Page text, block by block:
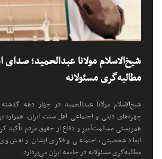
شیخ‌الاسلام مولانا عبدالحمید؛
مطالبه‌گری مسئولانه
شیخ‌الاسلام مولانا عبدالحمید در چهار دهه گذشته
چهره‌های دینی و اجتماعی اهل سنت ایران،
همزیستی مسالمت‌آمیز و دفاع از حقوق مردم تأکید
ابعاد شخصیتی، اجتماعی و فکری ایشان و نقش وی
مطالبه‌گری مسئولانه در جامعه ایران می‌پردازد.